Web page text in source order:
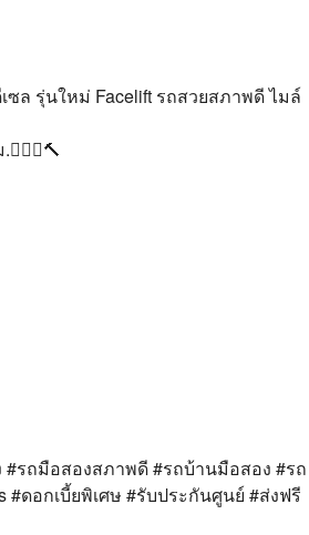
ซล รุ่นใหม่ Facelift รถสวยสภาพดี ไมล์
#รถมือสองสภาพดี #รถบ้านมือสอง #รถ
#ดอกเบี้ยพิเศษ #รับประกันศูนย์ #ส่งฟรี